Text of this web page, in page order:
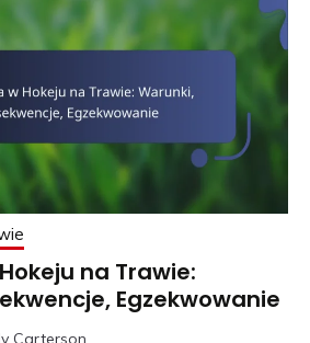
na Trawie:
Egzekwowanie
Carterson